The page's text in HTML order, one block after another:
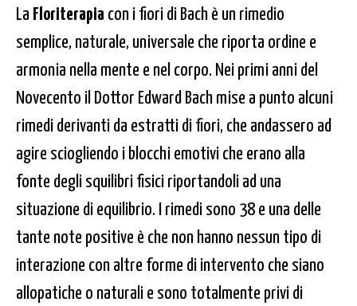
La Floriterapia con i fiori di Bach è un rimedio
semplice, naturale, universale che riporta ordine e
armonia nella mente e nel corpo. Nei primi anni del
Novecento il Dottor Edward Bach mise a punto alcuni
rimedi derivanti da estratti di fiori, che andassero ad
agire sciogliendo i blocchi emotivi che erano alla
fonte degli squilibri fisici riportandoli ad una
situazione di equilibrio. I rimedi sono 38 e una delle
tante note positive è che non hanno nessun tipo di
interazione con altre forme di intervento che siano
allopatiche o naturali e sono totalmente privi di